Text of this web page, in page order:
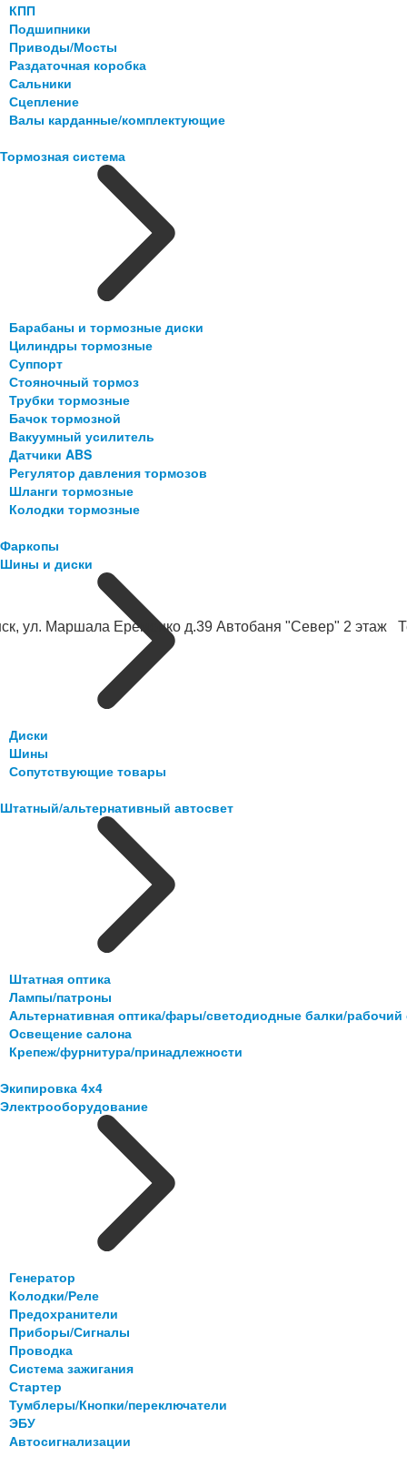
ул. Маршала Еременко д.39 Автобаня "Север" 2 этаж
КПП
Подшипники
Приводы/Мосты
Раздаточная коробка
Сальники
Сцепление
Валы карданные/комплектующие
Тормозная система
Барабаны и тормозные диски
Цилиндры тормозные
Суппорт
Стояночный тормоз
Трубки тормозные
Бачок тормозной
Вакуумный усилитель
Датчики ABS
Регулятор давления тормозов
Шланги тормозные
Колодки тормозные
Фаркопы
Шины и диски
Диски
Шины
Сопутствующие товары
Штатный/альтернативный автосвет
Штатная оптика
Лампы/патроны
Альтернативная оптика/фары/светодиодные балки/рабочий
Освещение салона
Крепеж/фурнитура/принадлежности
Экипировка 4х4
Электрооборудование
Генератор
Колодки/Реле
Предохранители
Приборы/Сигналы
Проводка
Система зажигания
Стартер
Тумблеры/Кнопки/переключатели
ЭБУ
Автосигнализации